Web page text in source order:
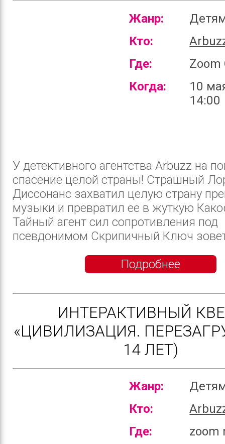
Жанр:
Кто:
Где:
Zoom
Когда:
10
14:00
У детективного агентства Arbuzz на
спасение целой страны! Страшный
Диссонанс захватил целую страну
музыки и превратил ее в жуткую
Тайный агент сил сопротивления под
псевдонимом Скрипичный Ключ
Подробнее
ИНТЕРАКТИВНЫЙ
«ЦИВИЛИЗАЦИЯ.
14 ЛЕТ)
Жанр:
Кто:
Где:
zoom